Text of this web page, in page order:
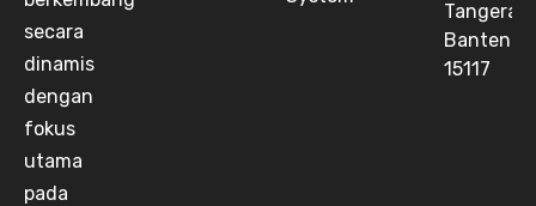
secara
dinamis
dengan
fokus
utama
pada
Banten
15117